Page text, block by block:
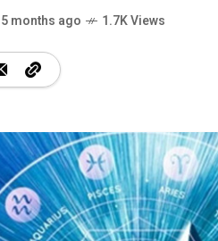
5 months ago 1.7K Views